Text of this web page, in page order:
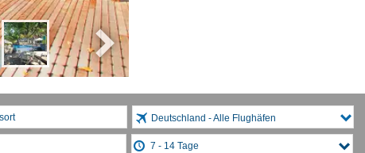
Deutschland - Alle Flughäfen